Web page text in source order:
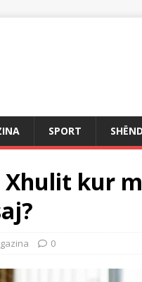
SPORT
Xhulit kur
0